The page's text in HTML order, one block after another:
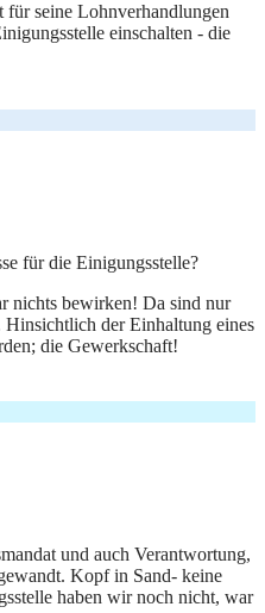
seine Lohnverhandlungen
einschalten - die
für die Einigungsstelle?
nichts bewirken! Da sind nur
der Einhaltung eines
die Gewerkschaft!
und auch Verantwortung,
Kopf in Sand- keine
haben wir noch nicht, war